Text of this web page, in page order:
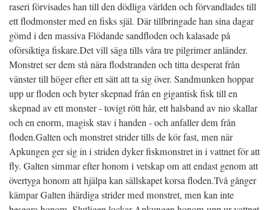
raseri förvisades han till den dödliga världen och förvandlades till
ett flodmonster med en fisks själ. Där tillbringade han sina dagar
gömd i den massiva Flödande sandfloden och kalasade på
oförsiktiga fiskare.Det vill säga tills våra tre pilgrimer anländer.
Monstret ser dem stå nära flodstranden och titta desperat från
vänster till höger efter ett sätt att ta sig över. Sandmunken hoppar
upp ur floden och byter skepnad från en gigantisk fisk till en
skepnad av ett monster - tovigt rött hår, ett halsband av nio skallar
och en enorm, magisk stav i handen - och anfaller dem från
floden.Galten och monstret strider tills de kör fast, men när
Apkungen ger sig in i striden dyker fiskmonstret in i vattnet för att
fly. Galten simmar efter honom i vetskap om att endast genom att
övertyga honom att hjälpa kan sällskapet korsa floden.Två gånger
kämpar Galten ihärdiga strider med monstret, men kan inte